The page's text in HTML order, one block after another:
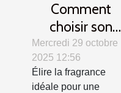
Comment
choisir son
parfum pour les
grandes
occasions ?
Mercredi 29 octobre
2025 12:56
Élire la fragrance
idéale pour une